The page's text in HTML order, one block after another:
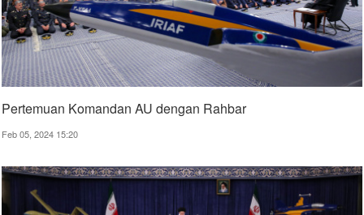
Pertemuan Komandan AU dengan Rahbar
Feb 05, 2024 15:20